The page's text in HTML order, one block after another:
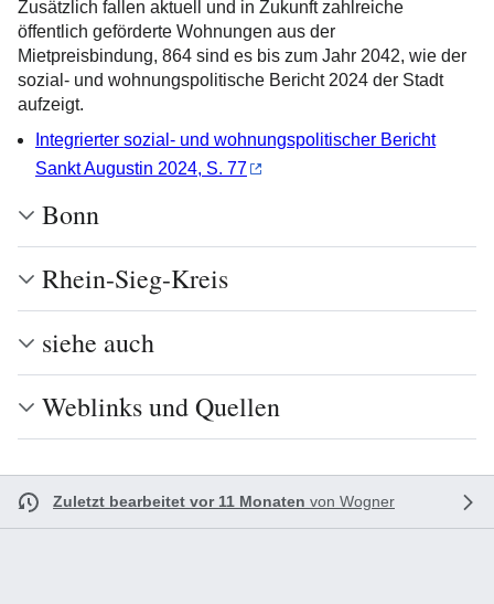
Zusätzlich fallen aktuell und in Zukunft zahlreiche
öffentlich geförderte Wohnungen aus der
Mietpreisbindung, 864 sind es bis zum Jahr 2042, wie der
sozial- und wohnungspolitische Bericht 2024 der Stadt
aufzeigt.
Integrierter sozial- und wohnungspolitischer Bericht
Sankt Augustin 2024, S. 77
Bonn
Rhein-Sieg-Kreis
siehe auch
Weblinks und Quellen
Zuletzt bearbeitet vor 11 Monaten von Wogner